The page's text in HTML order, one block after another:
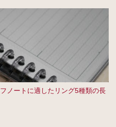
ノートに適したリング5種類の長